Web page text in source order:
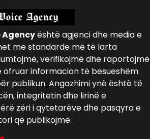
Agencyështë agjenci dhe media e
me standarde më të larta
verifikojmë dhe raportojmë
ofruar informacion të besueshëm
publikun. Angazhimi ynë është të
integritetin dhe lirinë e
zëri i qytetarëve dhe pasqyra e
që publikojmë.